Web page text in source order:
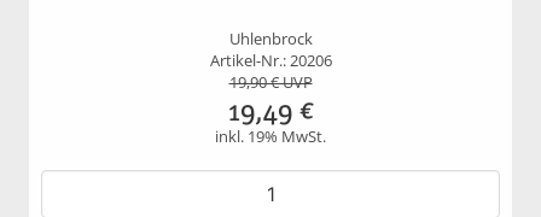
Uhlenbrock
Artikel-Nr.: 20206
19,90€ UVP
19,49 €
inkl. 19% MwSt.